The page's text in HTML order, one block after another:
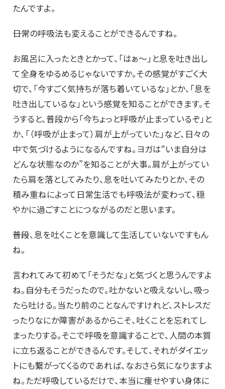
たんですよ。
――日常の呼吸法も変えることができるんですね。
お風呂に入ったときとかって、「はぁ～」と息を吐き出し
て全身をゆるめるじゃないですか。その感覚がすごく大
切で、「今すごく気持ちが落ち着いているな」とか、「息を
吐き出しているな」という感覚を知ることができます。そ
うすると、普段から「今ちょっと呼吸が止まっているぞ」と
か、「（呼吸が止まって）肩が上がっていた」など、日々の
中で気づけるようになるんですね。ヨガは“いま自分は
どんな状態なのか”を知ることが大事。肩が上がってい
たら肩を落としてみたり、息を吐いてみたりとか、その
積み重ねによって日常生活でも呼吸法が変わって、穏
やかに過ごすことにつながるのだと思います。
――普段、息を吐くことを意識して生活していないですもん
ね。
言われてみて初めて「そうだな」と気づくと思うんですよ
ね。自分もそうだったので。吐かないと吸えないし、吸っ
たら吐ける。当たり前のことなんですけれど、ストレスだ
ったりなにか障害があるからこそ、吐くことを忘れてし
まったりする。そこで呼吸を意識することで、人間の本質
に立ち返ることができるんです。そして、それがダイエッ
トにも繋がってくるのであれば、なおさら気になりますよ
ね。ただ呼吸しているだけで、本当に痩せやすい身体に